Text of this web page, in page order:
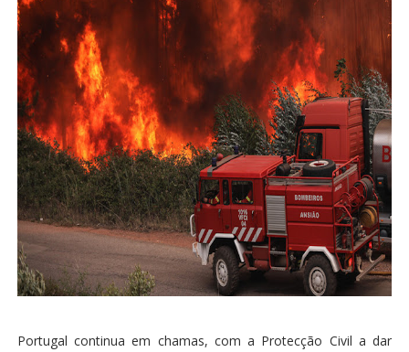
Portugal continua em chamas, com a Protecção Civil a dar